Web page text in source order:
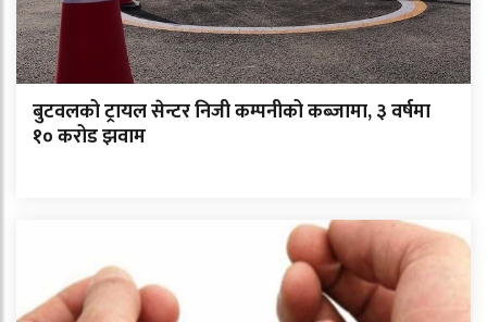
बुटवलको ट्रायल सेन्टर निजी कम्पनीको कब्जामा, ३ वर्षमा
१० करोड झवाम